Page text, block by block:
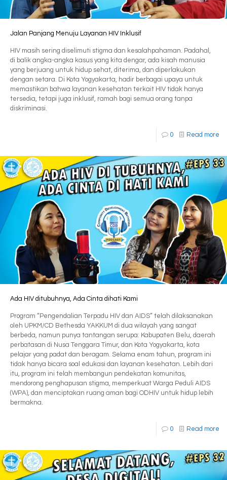
Jalan Panjang Menuju Layanan HIV Inklusif
HIV masih sering diselimuti stigma dan kesalahpahaman. Padahal,
di balik angka-angka kasus yang kita dengar, ada kisah manusia
yang berjuang untuk hidup sehat, diterima, dan diperlakukan
dengan setara. Di Kota Yogyakarta, hadir berbagai upaya untuk
memastikan bahwa layanan kesehatan terkait HIV tidak hanya
tersedia, tetapi juga inklusif, ramah bagi semua orang tanpa
diskriminasi.
0 Read more
Ada HIV ditubuhnya, Ada Cinta dihati Kami
Program “Pengendalian Terpadu HIV dan AIDS” telah dilaksanakan
oleh UPKM/CD Bethesda YAKKUM di dua wilayah yang sangat
berbeda, namun punya tantangan serupa: Kabupaten Belu, daerah
perbatasan di Nusa Tenggara Timur, dan Kota Yogyakarta, kota
pelajar yang padat dan beragam. Selama enam tahun, program ini
tidak hanya bicara soal edukasi dan layanan kesehatan. Lebih dari
itu, program ini telah membangun pendekatan komunitas,
mendorong penghapusan stigma, memperkuat Warga Peduli AIDS
(WPA), dan menciptakan ruang aman bagi ODHIV untuk hidup lebih
bermakna.
0 Read more